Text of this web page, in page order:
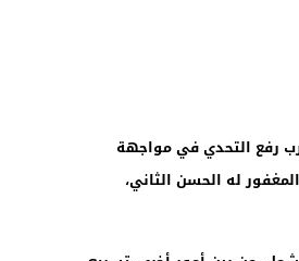
رفع التحدي في مواجهة
له الحسن الثاني،